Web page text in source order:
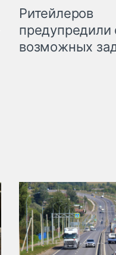
Ритейлеров
предупредили
возможных